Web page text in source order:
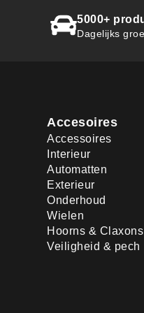
5000+
Dagelijks
Accesoires
Accessoires
Interieur
Automatten
Exterieur
Onderhoud
Wielen
Hoorns & Claxons
Veiligheid & pech